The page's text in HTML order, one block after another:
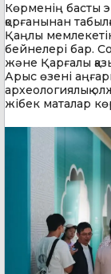
Көрменің басты
қорғанынан
Қаңлы
бейнелері бар.
және Қарғалы
Арыс өзені
археологиялық
жібек маталар